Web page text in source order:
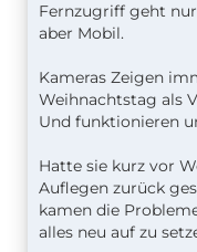
Fernzugriff geht
aber Mobil.
Kameras Zeigen
Weihnachtstag als
Und funktionieren
Hatte sie kurz vor
Auflegen zurück
kamen die
alles neu auf zu